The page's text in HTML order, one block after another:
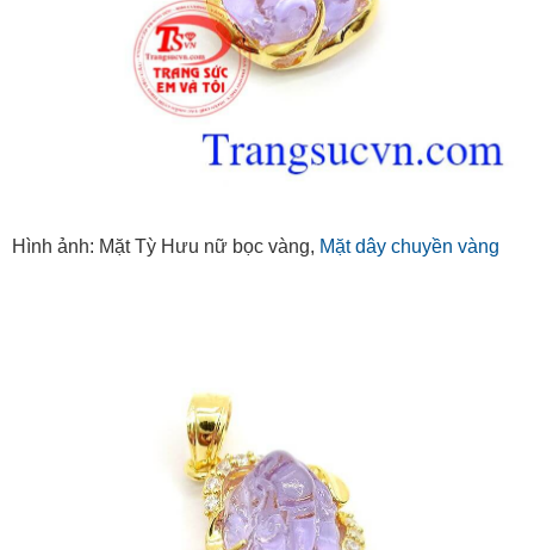
Hình ảnh: Mặt Tỳ Hưu nữ bọc vàng, Mặt dây chuyền vàng